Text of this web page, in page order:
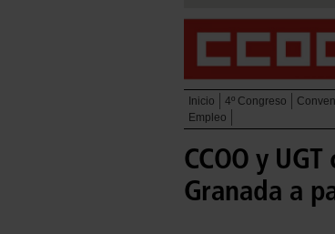
Inicio 4º Congreso
Empleo
CCOO y
Granada a